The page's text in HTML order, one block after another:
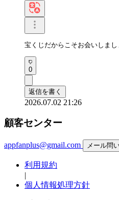
宝くじだからこそお会いしま
0
返信を書く
2026.07.02 21:26
顧客センター
appfanplus@gmail.com メール問
利用規約
|
個人情報処理方針